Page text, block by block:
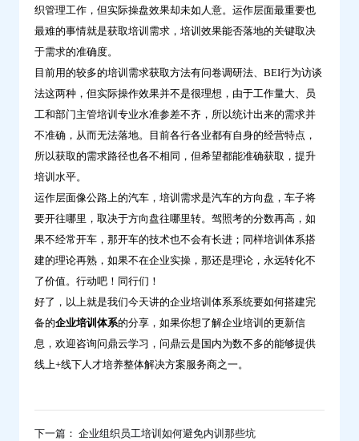
织管理工作，但实际操盘效果却未如人意。运作层面最重要也
最难的事情就是获取培训需求，培训效果能否落地的关键取决
于需求的准确度。
目前用的较多的培训需求获取方法有问卷调研法、BEI行为访谈
法这两种，但实际操作效果并不是很理想，由于工作量大、员
工和部门主管培训专业水准参差不齐，所以统计出来的需求并
不准确，从而无法落地。目前各行各业都有自身的经营特点，
所以获取的需求路径也各不相同，但希望都能准确获取，提升
培训水平。
运作层面像公路上的汽车，培训需求是汽车的方向盘，车子将
要开往哪里，取决于方向盘往哪里转。驾照考的分数再高，如
果不经常开车，那开车的技术也不会有长进；同样培训体系搭
建的理论再熟，如果不在企业实操，那还是理论，永远转化不
了价值。行动吧！同行们！
好了，以上就是我们今天讲的企业培训体系系统要如何搭建完
备的企业培训体系的分享，如果你想了解企业培训的更新信
息，欢迎咨询问鼎云学习，问鼎云是国内为数不多的能够提供
线上+线下人才培养整体解决方案服务商之一。
下一篇： 企业组织员工培训如何避免内训那些坑